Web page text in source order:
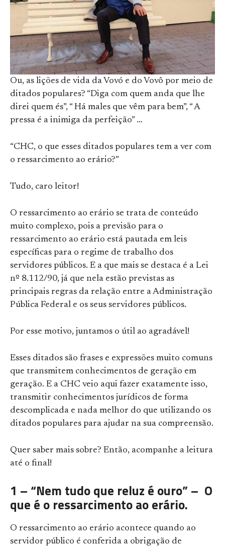
Ou, as lições de vida da Vovó e do Vovô por meio de
ditados populares? “Diga com quem anda que lhe
direi quem és”, “ Há males que vêm para bem”, “ A
pressa é a inimiga da perfeição” …
“CHC, o que esses ditados populares tem a ver com
o ressarcimento ao erário?”
Tudo, caro leitor!
O ressarcimento ao erário se trata de conteúdo
muito complexo, pois a previsão para o
ressarcimento ao erário está pautada em leis
específicas para o regime de trabalho dos
servidores públicos. E a que mais se destaca é a Lei
nº 8.112/90, já que nela estão previstas as
principais regras da relação entre a Administração
Pública Federal e os seus servidores públicos.
Por esse motivo, juntamos o útil ao agradável!
Esses ditados são frases e expressões muito comuns
que transmitem conhecimentos de geração em
geração. E a CHC veio aqui fazer exatamente isso,
transmitir conhecimentos jurídicos de forma
descomplicada e nada melhor do que utilizando os
ditados populares para ajudar na sua compreensão.
Quer saber mais sobre? Então, acompanhe a leitura
até o final!
1 – “Nem tudo que reluz é ouro” – O
que é o ressarcimento ao erário.
O ressarcimento ao erário acontece quando ao
servidor público é conferida a obrigação de